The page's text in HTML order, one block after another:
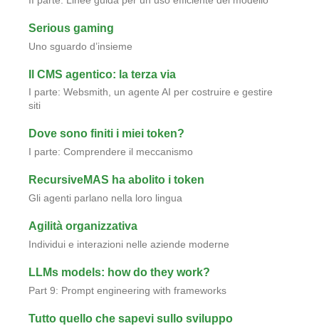
Serious gaming
Uno sguardo d’insieme
Il CMS agentico: la terza via
I parte: Websmith, un agente AI per costruire e gestire
siti
Dove sono finiti i miei token?
I parte: Comprendere il meccanismo
RecursiveMAS ha abolito i token
Gli agenti parlano nella loro lingua
Agilità organizzativa
Individui e interazioni nelle aziende moderne
LLMs models: how do they work?
Part 9: Prompt engineering with frameworks
Tutto quello che sapevi sullo sviluppo